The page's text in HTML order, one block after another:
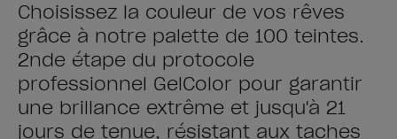
Choisissez la couleur de vos rêves
grâce à notre palette de 100 teintes.
2nde étape du protocole
professionnel GelColor pour garantir
une brillance extrême et jusqu'à 21
jours de tenue, résistant aux taches